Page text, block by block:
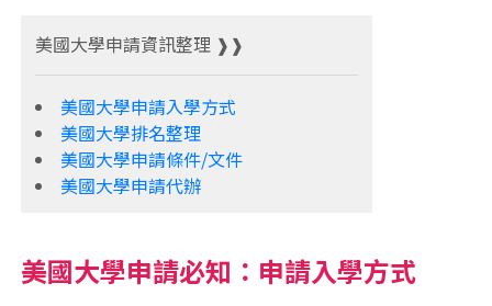
美國大學申請資訊整理 ❱❱
美國大學申請入學方式
美國大學排名整理
美國大學申請條件/文件
美國大學申請代辦
美國大學申請必知：申請入學方式